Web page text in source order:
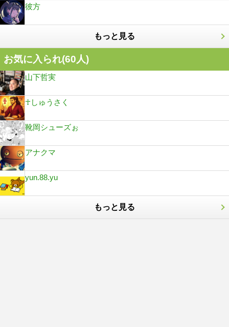
彼方
もっと見る
お気に入られ(60人)
山下哲実
☥しゅうさく
靴岡シューズぉ
アナクマ
yun.88.yu
もっと見る